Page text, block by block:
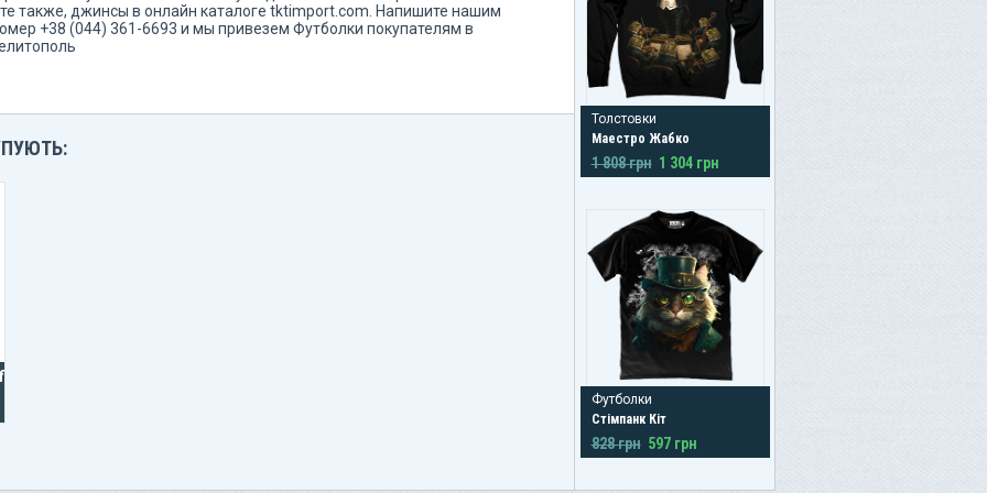
также, джинсы в онлайн каталоге tktimport.com. Напишите нашим
+38 (044) 361-6693 и мы привезем Футболки покупателям в
Толстовки
Маестро Жабко
1 808 грн 1 304 грн
Футболки
Стімпанк Кіт
828 грн 597 грн